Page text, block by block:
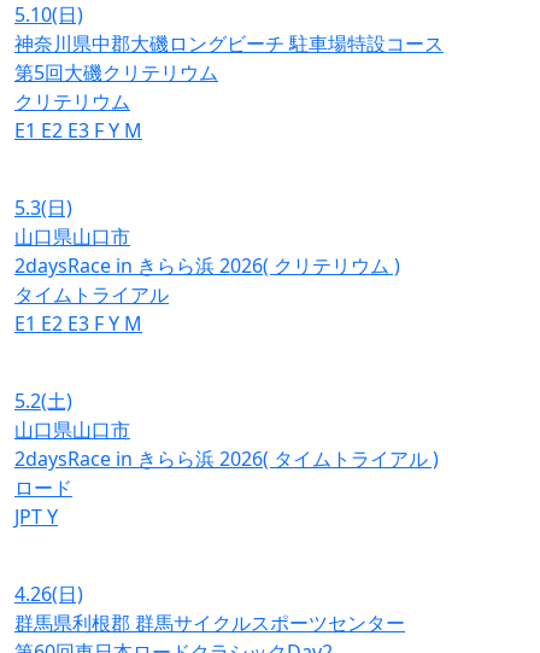
5.10(日)
神奈川県中郡大磯ロングビーチ 駐車場特設コース
第5回大磯クリテリウム
クリテリウム
E1 E2 E3 FY M
5.3(日)
山口県山口市
2daysRace in きらら浜 2026( クリテリウム )
タイムトライアル
E1 E2 E3 FY M
5.2(土)
山口県山口市
2daysRace in きらら浜 2026( タイムトライアル )
ロード
JPTY
4.26(日)
群馬県利根郡 群馬サイクルスポーツセンター